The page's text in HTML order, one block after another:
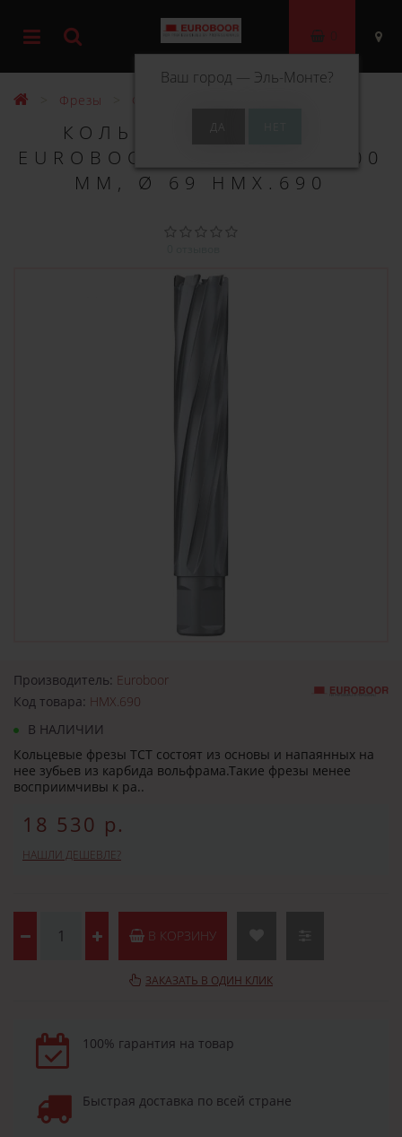
Ваш город — Эль-Монте?
0
Фрезы Фрезы ТСТ 100 мм
КОЛЬЦЕВОЕ СВЕРЛО
EUROBOOR TCT ДЛИНА 100
ММ, Ø 69 HMX.690
Производитель: Euroboor
Код товара: HMX.690
В НАЛИЧИИ
Кольцевые фрезы TCT состоят из основы и напаянных на
нее зубьев из карбида вольфрама.Такие фрезы менее
восприимчивы к ра..
18 530 р.
НАШЛИ ДЕШЕВЛЕ?
В КОРЗИНУ
ЗАКАЗАТЬ В ОДИН КЛИК
100% гарантия на товар
Быстрая доставка по всей стране